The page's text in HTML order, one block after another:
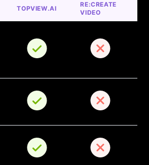
TOPVIEW.AI
RE:CREATE
VIDEO